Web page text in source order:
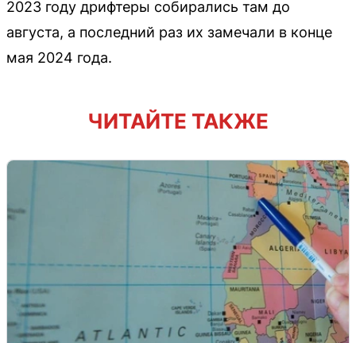
2023 году дрифтеры собирались там до
августа, а последний раз их замечали в конце
мая 2024 года.
ЧИТАЙТЕ ТАКЖЕ